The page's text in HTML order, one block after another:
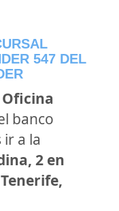
547 DEL
Oficina
banco
ir a la
2 en